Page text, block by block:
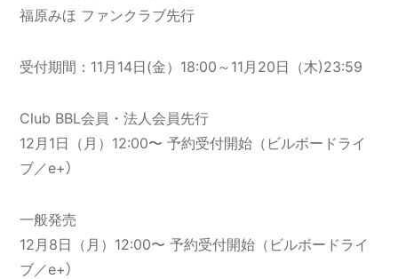
福原みほ ファンクラブ先行
受付期間：11月14日(金）18:00～11月20日（木)23:59
Club BBL会員・法人会員先行
12月1日（月）12:00〜 予約受付開始（ビルボードライ
ブ／e+）
一般発売
12月8日（月）12:00〜 予約受付開始（ビルボードライ
ブ／e+）